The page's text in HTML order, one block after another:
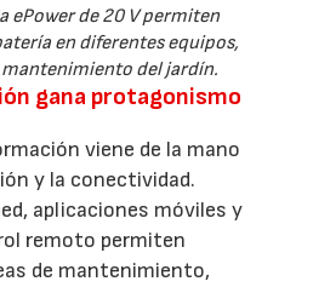
ePower de 20 V permiten
en diferentes equipos,
del jardín.
gana protagonismo
viene de la mano
y la conectividad.
aplicaciones móviles y
remoto permiten
de mantenimiento,